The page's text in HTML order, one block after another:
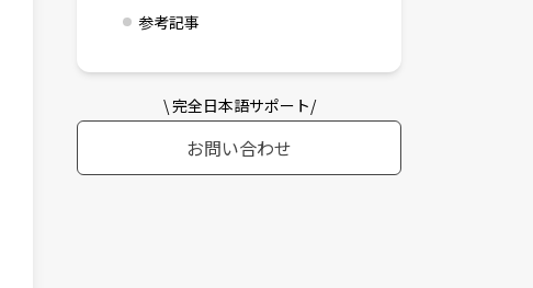
参考記事
\ 完全日本語サポート/
お問い合わせ